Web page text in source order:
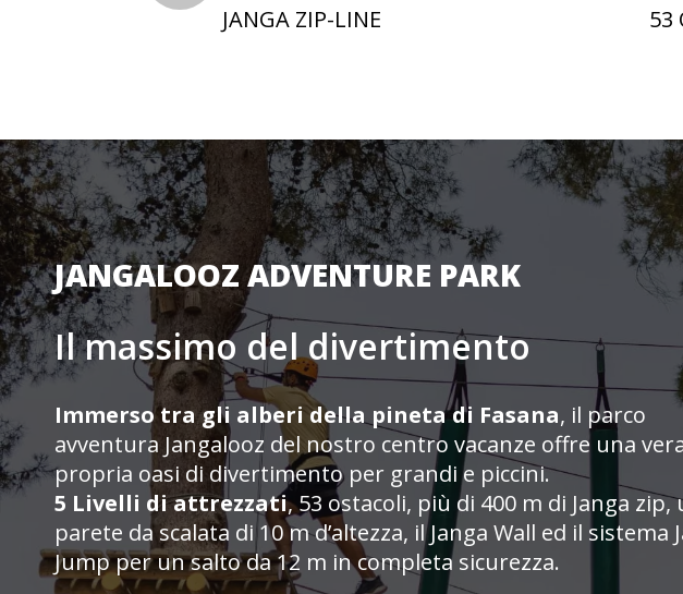
JANGA ZIP-LINE 53
JANGALOOZ ADVENTURE PARK
Il massimo del divertimento
Immerso tra gli alberi della pineta di Fasana, il parco
avventura Jangalooz del nostro centro vacanze offre una
propria oasi di divertimento per grandi e piccini.
5 Livelli di attrezzati, 53 ostacoli, più di 400 m di Janga zip,
parete da scalata di 10 m d’altezza, il Janga Wall ed il sistema
Jump per un salto da 12 m in completa sicurezza.